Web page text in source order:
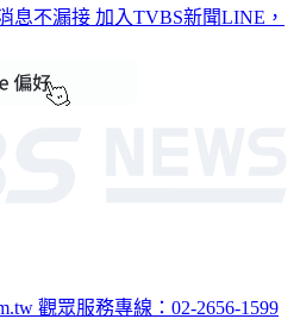
息不漏接 加入TVBS新聞LINE，
觀眾服務專線：02-2656-1599